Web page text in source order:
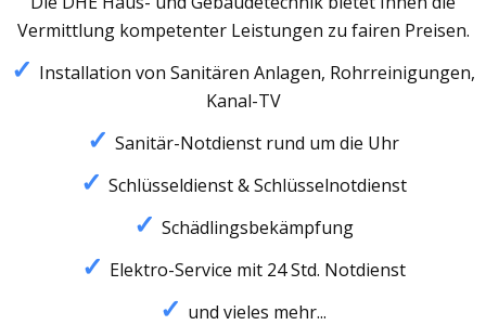
Vermittlung kompetenter Leistungen zu fairen Preisen.
Installation von Sanitären Anlagen, Rohrreinigungen,
Kanal-TV
Sanitär-Notdienst rund um die Uhr
Schlüsseldienst & Schlüsselnotdienst
Schädlingsbekämpfung
Elektro-Service mit 24 Std. Notdienst
und vieles mehr...